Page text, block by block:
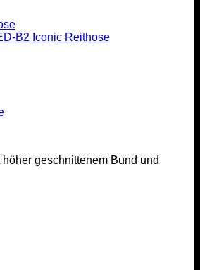
geschnittenem Bund und